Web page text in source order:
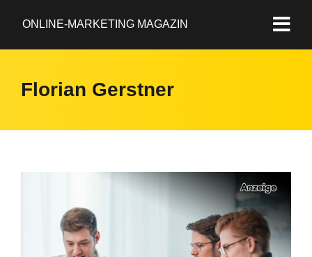
ONLINE-MARKETING MAGAZIN
Florian Gerstner